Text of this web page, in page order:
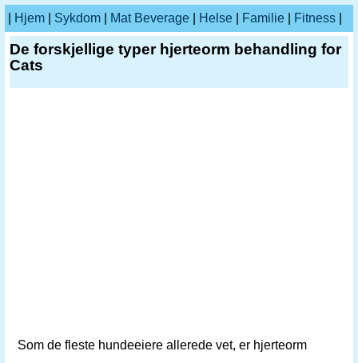
Hjem Sykdom Mat Beverage Helse Familie Fitness
De forskjellige typer hjerteorm behandling for
Cats
Som de fleste hundeeiere allerede vet, er hjerteorm